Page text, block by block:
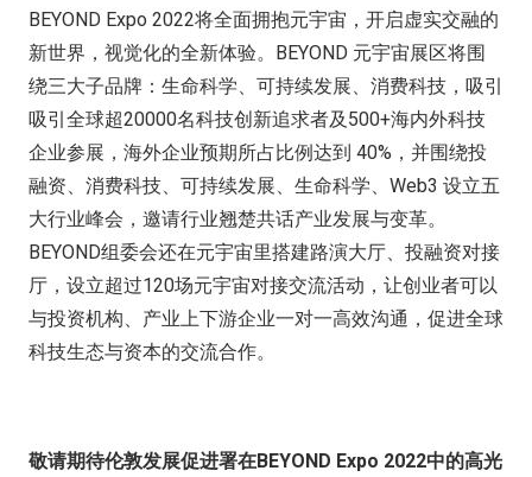
BEYOND Expo 2022将全面拥抱元宇宙，开启虚实交融的
新世界，视觉化的全新体验。BEYOND 元宇宙展区将围
绕三大子品牌：生命科学、可持续发展、消费科技，吸引
吸引全球超20000名科技创新追求者及500+海内外科技
企业参展，海外企业预期所占比例达到 40%，并围绕投
融资、消费科技、可持续发展、生命科学、Web3 设立五
大行业峰会，邀请行业翘楚共话产业发展与变革。
BEYOND组委会还在元宇宙里搭建路演大厅、投融资对接
厅，设立超过120场元宇宙对接交流活动，让创业者可以
与投资机构、产业上下游企业一对一高效沟通，促进全球
科技生态与资本的交流合作。
敬请期待伦敦发展促进署在BEYOND Expo 2022中的高光